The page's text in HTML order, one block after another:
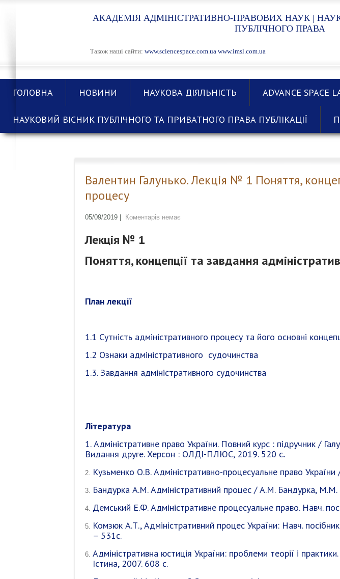
АКАДЕМІЯ АДМІНІСТРАТИВНО-ПРАВОВИХ НАУК |
ПУБЛІЧНОГО ПРАВА
Також наші сайти: www.sciencespace.com.ua www.imsl.com.ua
ГОЛОВНА НОВИНИ НАУКОВА ДІЯЛЬНІСТЬ ADVANCE SPACE
НАУКОВИЙ ВІСНИК ПУБЛІЧНОГО ТА ПРИВАТНОГО ПРАВА ПУБЛІКАЦІЇ
Валентин Галунько. Лекція № 1 Поняття,
процесу
05/09/2019 Коментарів немає
Лекція № 1
Поняття, концепції та завдання
План лекції
1.1 Сутність адміністративного процесу та його основні
1.2 Ознаки адміністративного судочинства
1.3. Завдання адміністративного судочинства
Література
1. Адміністративне право України. Повний курс : підручник /
Видання друге. Херсон : ОЛДІ-ПЛЮС, 2019. 520 с.
Кузьменко О.В. Адміністративно-процесуальне право
Бандурка А.М. Адміністративний процес / А.М. Бандурка,
Демський Е.Ф. Адміністративне процесуальне право. Навч.
Комзюк А.Т., Адміністративний процес України: Навч.
– 531с.
Адміністративна юстиція України: проблеми теорії і
Істина, 2007. 608 с.